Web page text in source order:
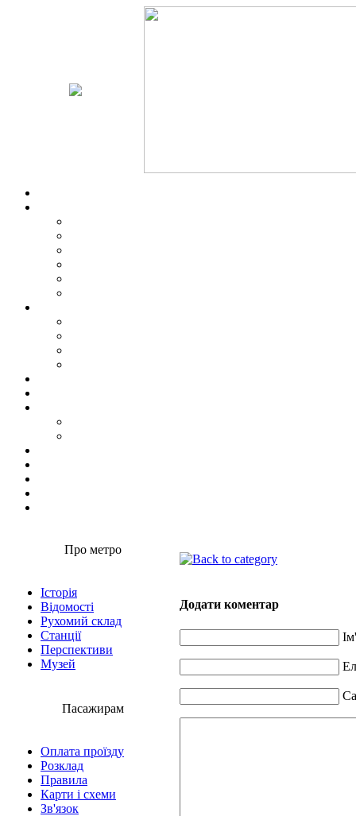
Про метро
Історія
Відомості
Рухомий склад
Станції
Перспективи
Музей
Пасажирам
Оплата проїзду
Розклад
Правила
Карти і схеми
Зв'язок
Додати коментар